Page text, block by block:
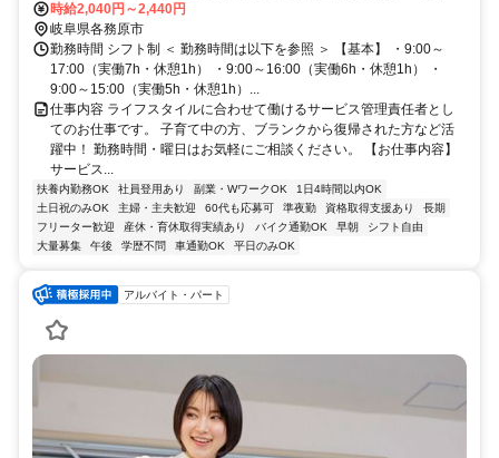
4分） 各務ヶ原駅から徒歩22分（車5分）
時給2,040円～2,440円
岐阜県各務原市
勤務時間 シフト制 ＜ 勤務時間は以下を参照 ＞ 【基本】 ・9:00～
17:00（実働7h・休憩1h） ・9:00～16:00（実働6h・休憩1h） ・
9:00～15:00（実働5h・休憩1h）...
仕事内容 ライフスタイルに合わせて働けるサービス管理責任者とし
てのお仕事です。 子育て中の方、ブランクから復帰された方など活
躍中！ 勤務時間・曜日はお気軽にご相談ください。 【お仕事内容】
サービス...
扶養内勤務OK 社員登用あり 副業・WワークOK
1日4時間以内OK
土日祝のみOK
主婦・主夫歓迎 60代も応募可 準夜勤 資格取得支援あり
長期
フリーター歓迎
産休・育休取得実績あり バイク通勤OK 早朝
シフト自由
大量募集
午後 学歴不問 車通勤OK 平日のみOK
アルバイト・パート